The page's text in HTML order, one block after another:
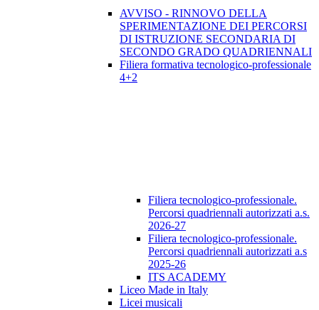
AVVISO - RINNOVO DELLA
SPERIMENTAZIONE DEI PERCORSI
DI ISTRUZIONE SECONDARIA DI
SECONDO GRADO QUADRIENNALI
Filiera formativa tecnologico-professionale
4+2
Filiera tecnologico-professionale.
Percorsi quadriennali autorizzati a.s.
2026-27
Filiera tecnologico-professionale.
Percorsi quadriennali autorizzati a.s
2025-26
ITS ACADEMY
Liceo Made in Italy
Licei musicali